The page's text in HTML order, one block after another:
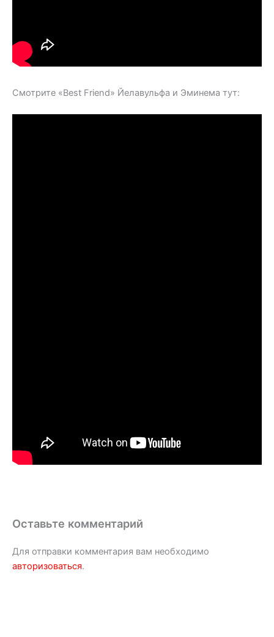
Смотрите «Best Friend» Йелавульфа и Эминема тут:
Оставьте комментарий
Для отправки комментария вам необходимо
авторизоваться.